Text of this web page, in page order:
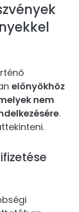
előnyökhöz
nem
.